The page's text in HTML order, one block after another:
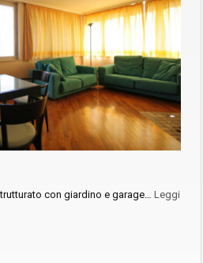
con giardino e garage… Leggi